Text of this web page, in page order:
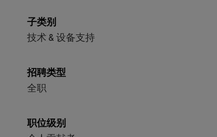
子类别
技术 & 设备支持
招聘类型
全职
职位级别